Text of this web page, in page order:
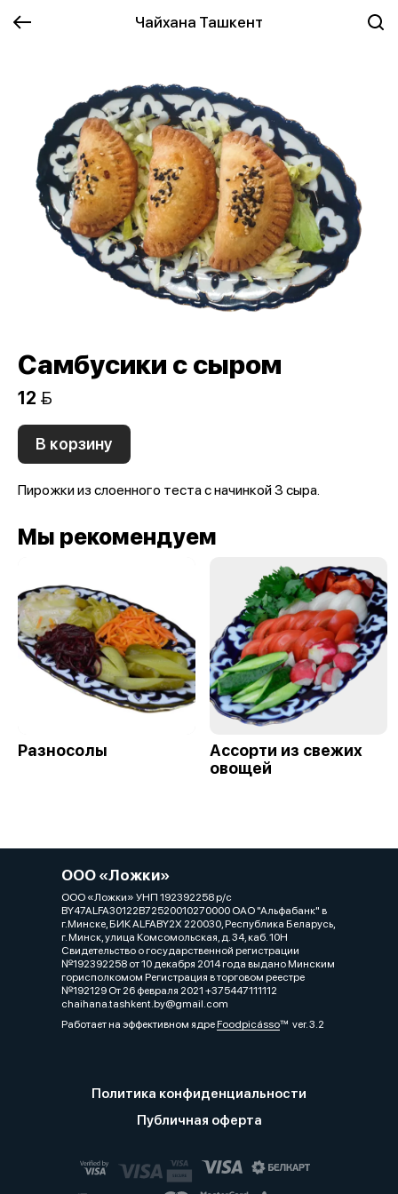
Чайхана Ташкент
Самбусики с сыром
12 
В корзину
Пирожки из слоенного теста с начинкой 3 сыра.
Мы рекомендуем
Разносолы
Ассорти из свежих
овощей
ООО «Ложки»
ООО «Ложки» УНП 192392258 р/с
BY47ALFA30122B72520010270000 ОАО "Альфабанк" в
г.Минске, БИК ALFABY2X 220030, Республика Беларусь,
г. Минск, улица Комсомольская, д. 34, каб. 10Н
Свидетельство о государственной регистрации
№192392258 от 10 декабря 2014 года выдано Минским
горисполкомом Регистрация в торговом реестре
№192129 От 26 февраля 2021 +375447111112
chaihana.tashkent.by@gmail.com
Работает на эффективном ядреFoodpicássover. 3.2
Политика конфиденциальности
Публичная оферта